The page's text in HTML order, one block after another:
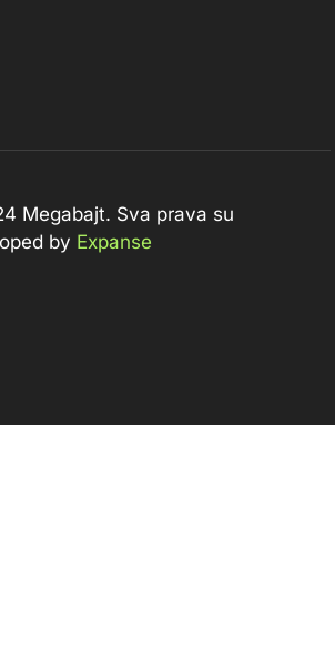
Megabajt. Sva prava su
by Expanse